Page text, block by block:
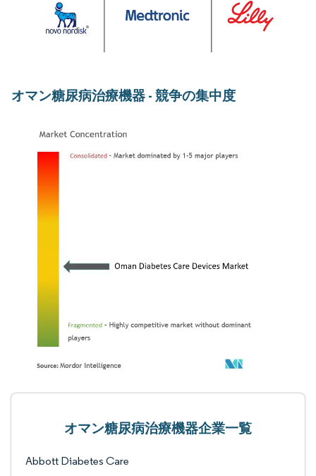
オマン糖尿病治療機器 - 競争の集中度
オマン糖尿病治療機器企業一覧
Abbott Diabetes Care